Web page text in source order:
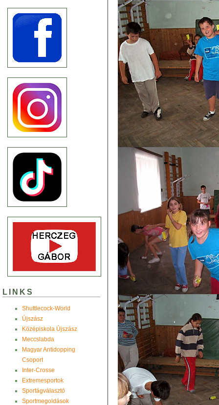
LINKS
Shuttlecock-World
Újszász
Középiskola Újszász
Meccslabda
Magyar Antidopping
Csoport
Inter-Crosse
Extremesportok
Sportágválasztó
Sportmegoldások